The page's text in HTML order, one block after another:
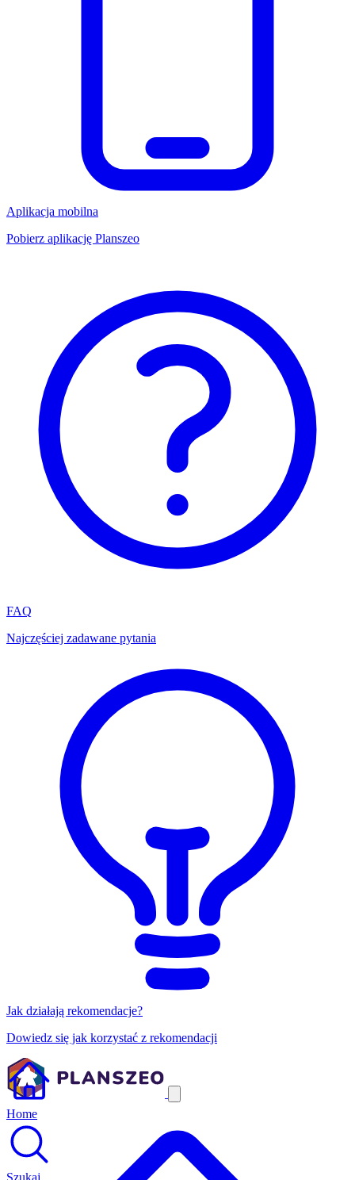
Aplikacja mobilna
Pobierz aplikację Planszeo
FAQ
Najczęściej zadawane pytania
Jak działają rekomendacje?
Dowiedz się jak korzystać z rekomendacji
Home
Szukaj